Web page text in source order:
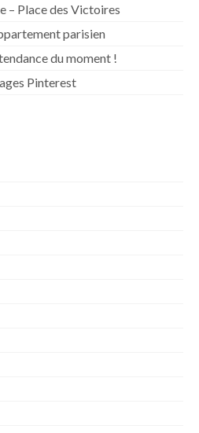
– Place des Victoires
parisien
du moment !
Pinterest